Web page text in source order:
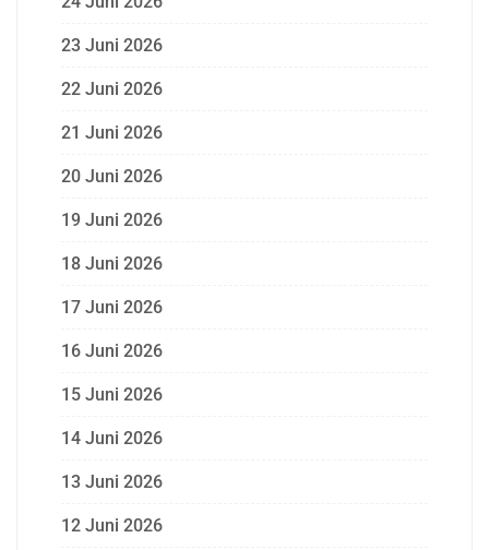
23 Juni 2026
22 Juni 2026
21 Juni 2026
20 Juni 2026
19 Juni 2026
18 Juni 2026
17 Juni 2026
16 Juni 2026
15 Juni 2026
14 Juni 2026
13 Juni 2026
12 Juni 2026